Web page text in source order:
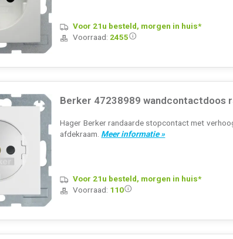
Voor 21u besteld, morgen in huis*
Voorraad: 2455
Berker 47238989 wandcontactdoos
Hager Berker randaarde stopcontact met
afdekraam. Meer informatie »
Voor 21u besteld, morgen in huis*
Voorraad: 110